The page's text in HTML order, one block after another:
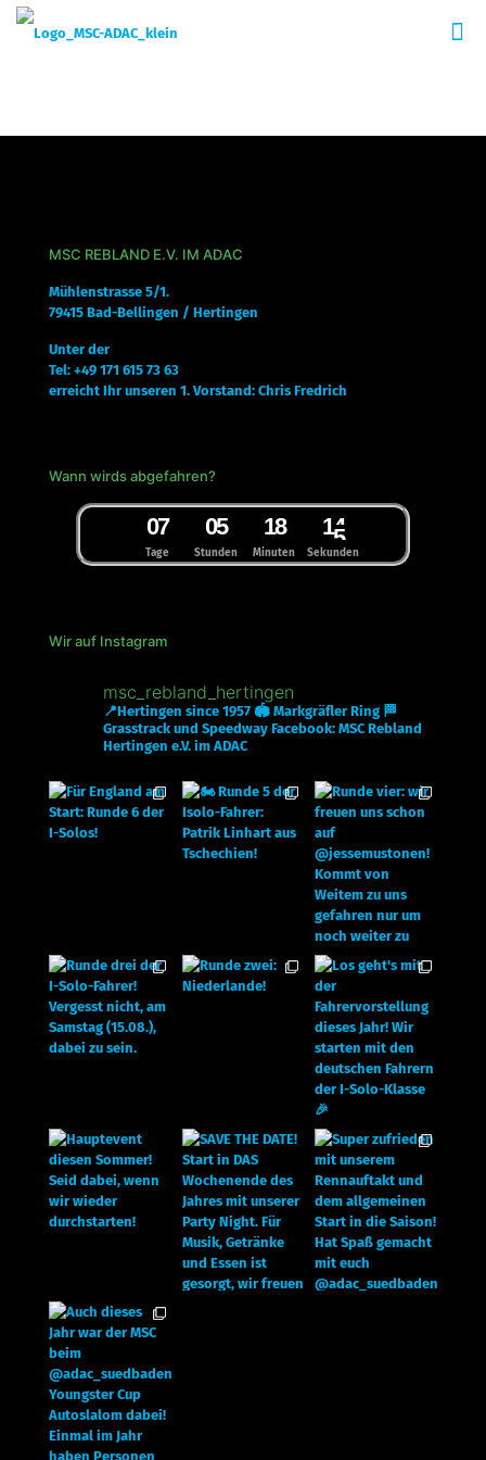
MSC REBLAND E.V. IM ADAC
Mühlenstrasse 5/1.
79415 Bad-Bellingen / Hertingen
Unter der
Tel: +49 171 615 73 63
erreicht Ihr unseren 1. Vorstand: Chris Fredrich
Wann wirds abgefahren?
Tage
07
Stunden
05
Minuten
18
Sekunden
14
5
Wir auf Instagram
msc_rebland_hertingen
📍Hertingen since 1957 🏟 Markgräfler Ring 🏁
Grasstrack und Speedway Facebook: MSC Rebland
Hertingen e.V. im ADAC